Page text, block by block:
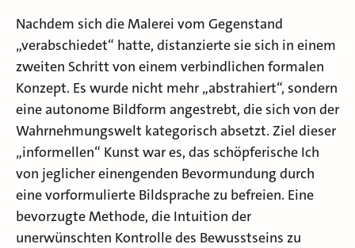
Nachdem sich die Malerei vom Gegenstand
„verabschiedet“ hatte, distanzierte sie sich in einem
zweiten Schritt von einem verbindlichen formalen
Konzept. Es wurde nicht mehr „abstrahiert“, sondern
eine autonome Bildform angestrebt, die sich von der
Wahrnehmungswelt kategorisch absetzt. Ziel dieser
„informellen“ Kunst war es, das schöpferische Ich
von jeglicher einengenden Bevormundung durch
eine vorformulierte Bildsprache zu befreien. Eine
bevorzugte Methode, die Intuition der
unerwünschten Kontrolle des Bewusstseins zu